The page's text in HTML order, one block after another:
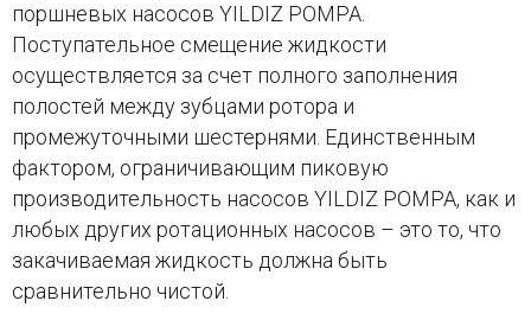
поршневых насосов YILDIZ POMPA.
Поступательное смещение жидкости
осуществляется за счет полного заполнения
полостей между зубцами ротора и
промежуточными шестернями. Единственным
фактором, ограничивающим пиковую
производительность насосов YILDIZ POMPA, как и
любых других ротационных насосов – это то, что
закачиваемая жидкость должна быть
сравнительно чистой.